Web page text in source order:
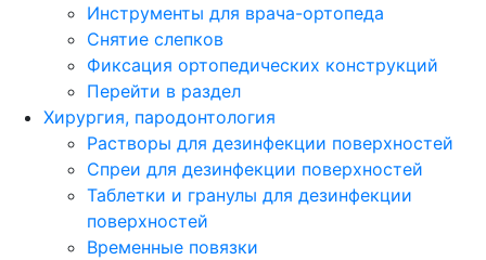
Инструменты для врача-ортопеда
Снятие слепков
Фиксация ортопедических конструкций
Перейти в раздел
Хирургия, пародонтология
Растворы для дезинфекции поверхностей
Спреи для дезинфекции поверхностей
Таблетки и гранулы для дезинфекции
поверхностей
Временные повязки